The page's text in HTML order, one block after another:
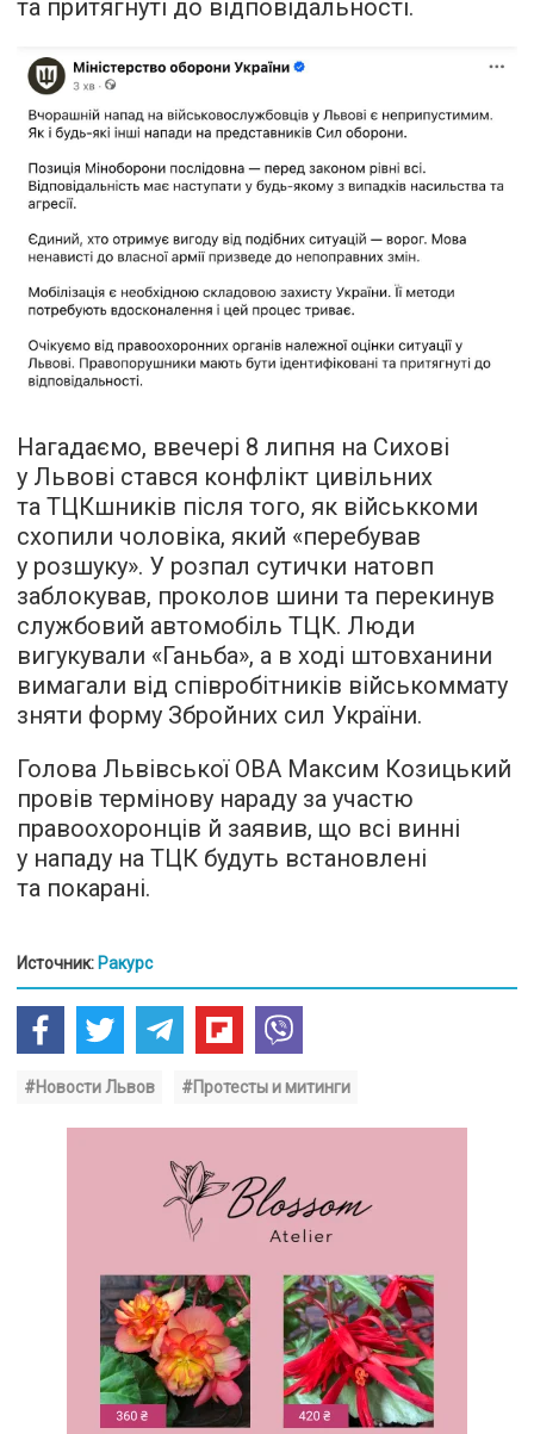
та притягнуті до відповідальності.
Нагадаємо, ввечері 8 липня на Сихові
у Львові стався конфлікт цивільних
та ТЦКшників після того, як військкоми
схопили чоловіка, який «перебував
у розшуку». У розпал сутички натовп
заблокував, проколов шини та перекинув
службовий автомобіль ТЦК. Люди
вигукували «Ганьба», а в ході штовханини
вимагали від співробітників військоммату
зняти форму Збройних сил України.
Голова Львівської ОВА Максим Козицький
провів термінову нараду за участю
правоохоронців й заявив, що всі винні
у нападу на ТЦК будуть встановлені
та покарані.
Источник: Ракурс
#Новости Львов #Протесты и митинги